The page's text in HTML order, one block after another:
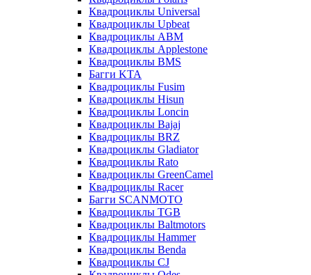
Квадроциклы Universal
Квадроциклы Upbeat
Квадроциклы ABM
Квадроциклы Applestone
Квадроциклы BMS
Багги KTA
Квадроциклы Fusim
Квадроциклы Hisun
Квадроциклы Loncin
Квадроциклы Bajaj
Квадроциклы BRZ
Квадроциклы Gladiator
Квадроциклы Rato
Квадроциклы GreenCamel
Квадроциклы Racer
Багги SCANMOTO
Квадроциклы TGB
Квадроциклы Baltmotors
Квадроциклы Hammer
Квадроциклы Benda
Квадроциклы CJ